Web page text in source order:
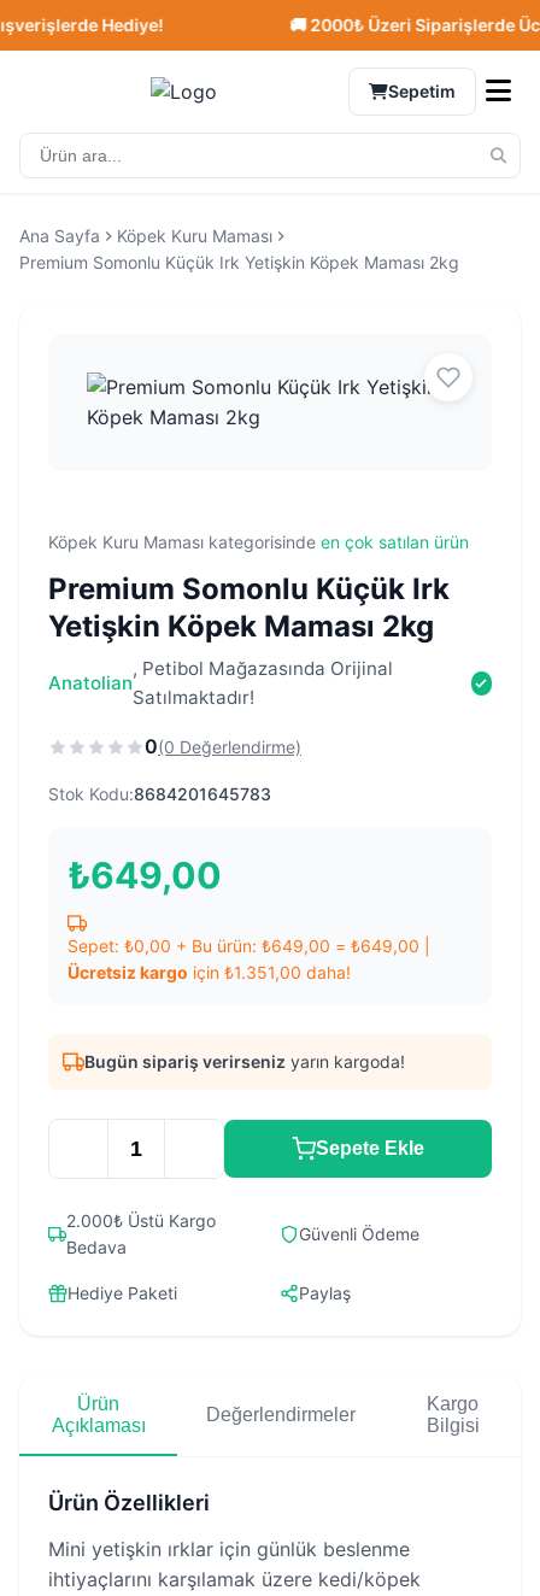
Hediye! 🚚 2000₺ Üzeri Siparişlerde
Sepetim
Ana Sayfa
Köpek Kuru Maması
Premium Somonlu Küçük Irk Yetişkin Köpek Maması 2kg
Köpek Kuru Maması kategorisinde en çok satılan ürün
Premium Somonlu Küçük Irk
Yetişkin Köpek Maması 2kg
Anatolian
, Petibol Mağazasında Orijinal
Satılmaktadır!
0(0 Değerlendirme)
Stok Kodu:8684201645783
₺649,00
Sepet: ₺0,00 + Bu ürün: ₺649,00 = ₺649,00
Ücretsiz kargo için ₺1.351,00 daha!
Bugün sipariş verirseniz yarın kargoda!
Sepete Ekle
2.000₺ Üstü Kargo
Bedava
Güvenli Ödeme
Hediye Paketi Paylaş
Ürün
Açıklaması
Değerlendirmeler
Kargo
Bilgisi
Ürün Özellikleri
Mini yetişkin ırklar için günlük beslenme
ihtiyaçlarını karşılamak üzere kedi/köpek